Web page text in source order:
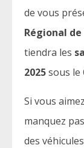
de vous
Régional
tiendra les
2025sous le
Si vous
manquez
des